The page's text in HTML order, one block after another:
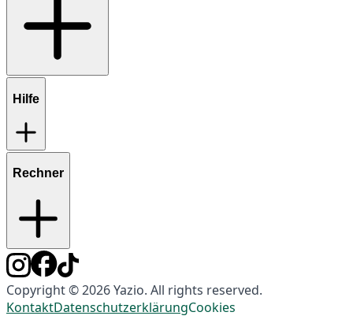
Hilfe
Rechner
Copyright © 2026 Yazio. All rights reserved.
KontaktDatenschutzerklärungCookies